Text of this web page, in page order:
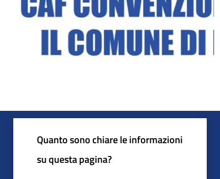
Quanto sono chiare le informazioni
su questa pagina?